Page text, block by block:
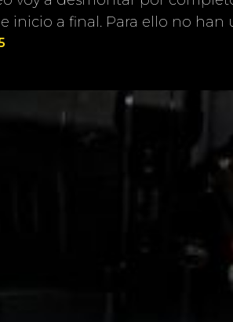
inicio a final. Para ello no han